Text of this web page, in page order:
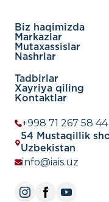
Biz haqimizda
Markazlar
Mutaxassislar
Nashrlar
Tadbirlar
Xayriya qiling
Kontaktlar
+998 71 267 58 44
54 Mustaqillik
Uzbekistan
info@iais.uz